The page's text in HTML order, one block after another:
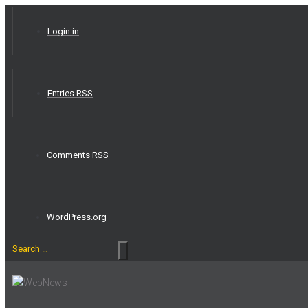
Login in
Entries RSS
Comments RSS
WordPress.org
Search